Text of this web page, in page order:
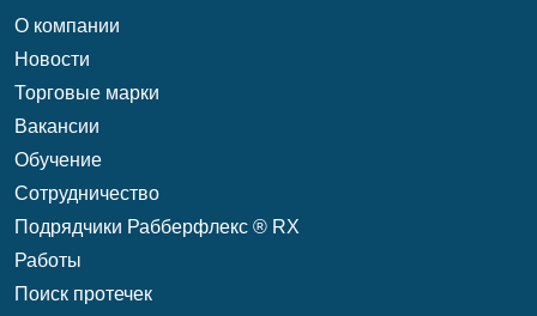
О компании
Новости
Торговые марки
Вакансии
Обучение
Сотрудничество
Подрядчики Рабберфлекс ® RX
Работы
Поиск протечек